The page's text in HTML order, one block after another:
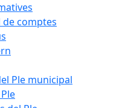
de comptes
Ple municipal